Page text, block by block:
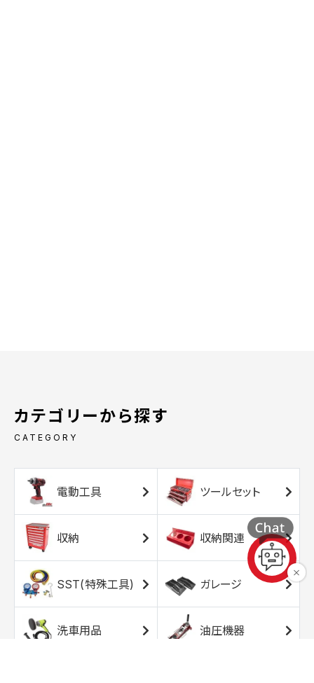
カテゴリーから探す
CATEGORY
電動工具 ツールセット
収納 収納関連
SST(特殊工具) ガレージ
洗車用品 油圧機器